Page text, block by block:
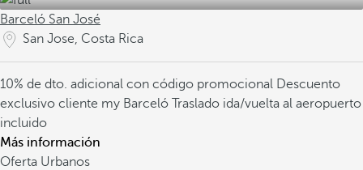
Barceló San José
San Jose, Costa Rica
10% de dto. adicional con código promocional Descuento
exclusivo cliente my Barceló Traslado ida/vuelta al aeropuerto
incluido
Más información
Oferta Urbanos